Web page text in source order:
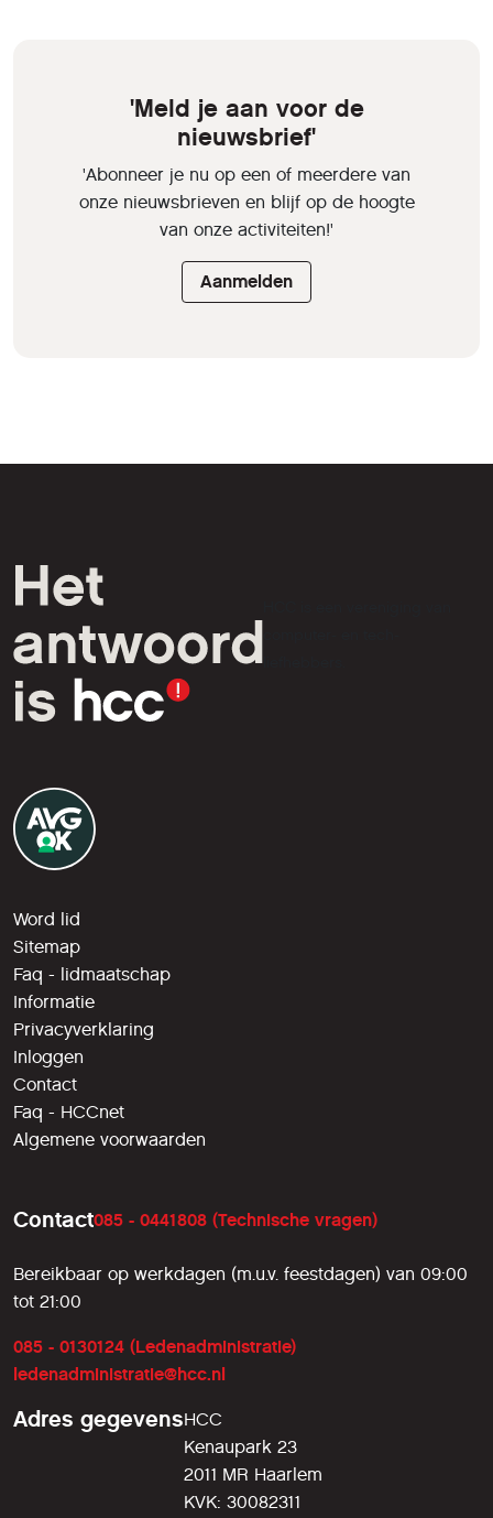
'Meld je aan voor de
nieuwsbrief'
'Abonneer je nu op een of meerdere van
onze nieuwsbrieven en blijf op de hoogte
van onze activiteiten!'
Aanmelden
liefhebbers.
Word lid
Sitemap
Faq - lidmaatschap
Informatie
Privacyverklaring
Inloggen
Contact
Faq - HCCnet
Algemene voorwaarden
Contact085 - 0441808 (Technische vragen)
Bereikbaar op werkdagen (m.u.v. feestdagen) van 09:00
tot 21:00
085 - 0130124 (Ledenadministratie)
ledenadministratie@hcc.nl
Adres gegevensHCC
Kenaupark 23
2011 MR Haarlem
KVK: 30082311